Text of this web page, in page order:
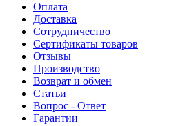
Оплата
Доставка
Сотрудничество
Сертификаты товаров
Отзывы
Производство
Возврат и обмен
Статьи
Вопрос - Ответ
Гарантии